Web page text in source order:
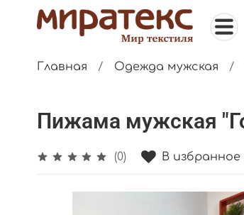
Главная Одежда мужская
Пижама мужская
(0) В избранное